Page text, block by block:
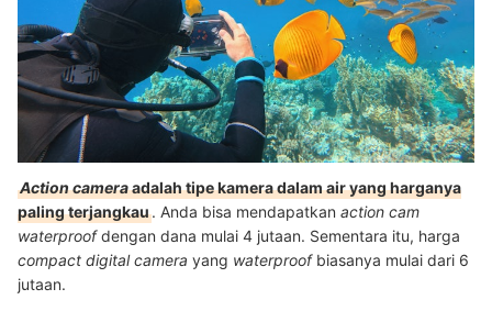
Action cameraadalah tipe kamera dalam air yang harganya
paling terjangkau. Anda bisa mendapatkan action cam
waterproofdengan dana mulai 4 jutaan. Sementara itu, harga
compact digital camera yang waterproofbiasanya mulai dari 6
jutaan.